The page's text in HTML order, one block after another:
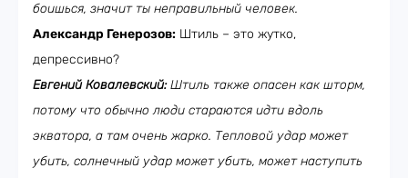
боишься, значит ты неправильный человек.
Александр Генерозов: Штиль – это жутко,
депрессивно?
Евгений Ковалевский:Штиль также опасен как шторм,
потому что обычно люди стараются идти вдоль
экватора, а там очень жарко. Тепловой удар может
убить, солнечный удар может убить, может наступить